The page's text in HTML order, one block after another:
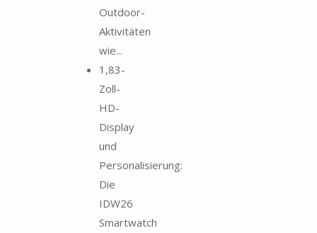
Outdoor-
Aktivitäten
wie...
1,83-
Zoll-
HD-
Display
und
Personalisierung:
Die
IDW26
Smartwatch